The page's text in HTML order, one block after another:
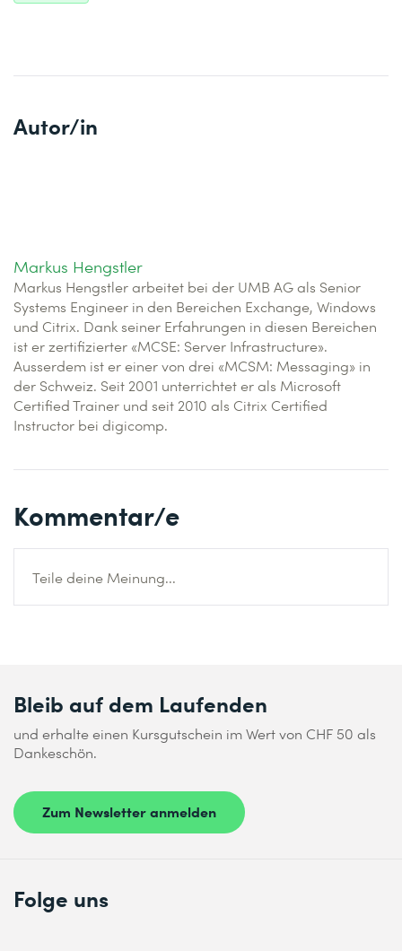
Autor/in
Markus Hengstler
Markus Hengstler arbeitet bei der UMB AG als Senior
Systems Engineer in den Bereichen Exchange, Windows
und Citrix. Dank seiner Erfahrungen in diesen Bereichen
ist er zertifizierter «MCSE: Server Infrastructure».
Ausserdem ist er einer von drei «MCSM: Messaging» in
der Schweiz. Seit 2001 unterrichtet er als Microsoft
Certified Trainer und seit 2010 als Citrix Certified
Instructor bei digicomp.
Kommentar/e
Teile deine Meinung...
Bleib auf dem Laufenden
und erhalte einen Kursgutschein im Wert von CHF 50 als
Dankeschön.
Zum Newsletter anmelden
Folge uns